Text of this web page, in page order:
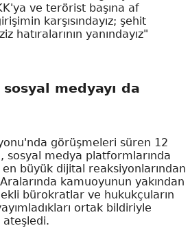
ve terörist başına af
karşısındayız; şehit
hatıralarının yanındayız"
medyayı da
görüşmeleri süren 12
sosyal medya platformlarında
büyük dijital reaksiyonlarından
kamuoyunun yakından
bürokratlar ve hukukçuların
ortak bildiriyle